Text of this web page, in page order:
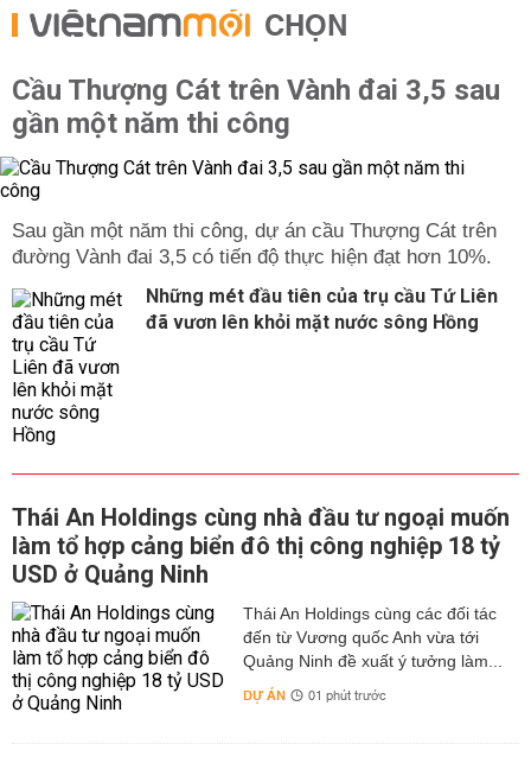
CHỌN
Cầu Thượng Cát trên Vành đai 3,5 sau
gần một năm thi công
Sau gần một năm thi công, dự án cầu Thượng Cát trên
đường Vành đai 3,5 có tiến độ thực hiện đạt hơn 10%.
Những mét đầu tiên của trụ cầu Tứ Liên
đã vươn lên khỏi mặt nước sông Hồng
Thái An Holdings cùng nhà đầu tư ngoại muốn
làm tổ hợp cảng biển đô thị công nghiệp 18 tỷ
USD ở Quảng Ninh
Thái An Holdings cùng các đối tác
đến từ Vương quốc Anh vừa tới
Quảng Ninh đề xuất ý tưởng làm...
DỰ ÁN 01 phút trước